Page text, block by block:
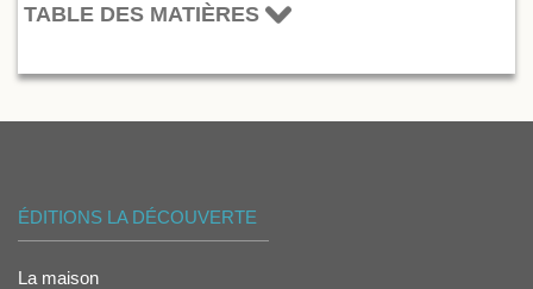
TABLE DES MATIÈRES
ÉDITIONS LA DÉCOUVERTE
La maison